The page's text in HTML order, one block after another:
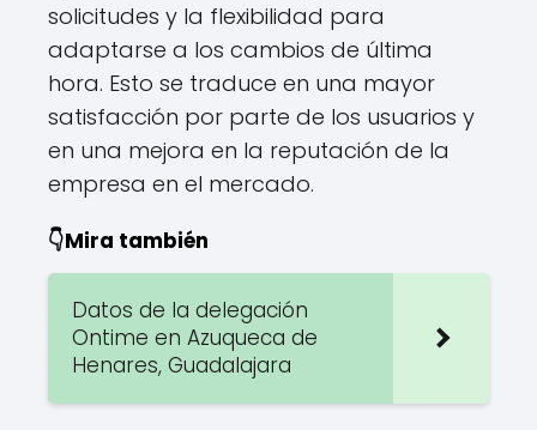
solicitudes y la flexibilidad para
adaptarse a los cambios de última
hora. Esto se traduce en una mayor
satisfacción por parte de los usuarios y
en una mejora en la reputación de la
empresa en el mercado.
👇Mira también
Datos de la delegación
Ontime en Azuqueca de
Henares, Guadalajara